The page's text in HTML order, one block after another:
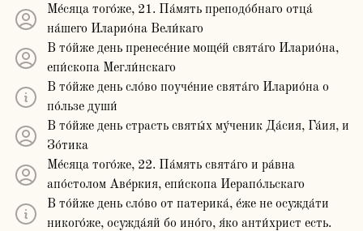
Ме́сяца того́же, 21. Па́мять преподо́бнаго отца́
на́шего Иларио́на Вели́каго
В то́йже день пренесе́ние моще́й свята́го Иларио́на,
епи́скопа Мегли́нскаго
В то́йже день сло́во поуче́ние свята́го Иларио́на о
по́льзе души́
В то́йже день страсть святы́х му́ченик Да́сия, Га́ия, и
Зо́тика
Ме́сяца того́же, 22. Па́мять свята́го и ра́вна
апо́столом Аве́ркия, епи́скопа Иерапо́льскаго
В то́йже день сло́во от патерика́, е́же не осужда́ти
никого́же, осужда́яй бо ино́го, я́ко анти́христ есть.